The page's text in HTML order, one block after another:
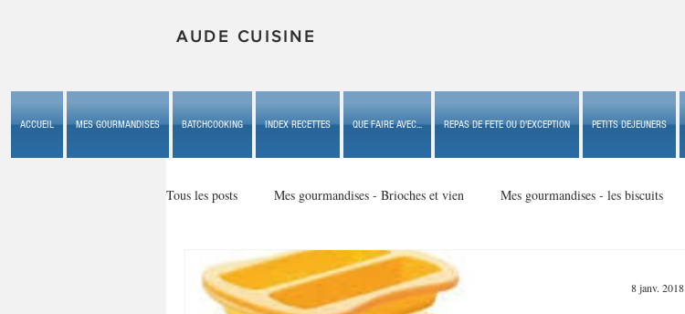
AUDE CUISINE
ACCUEIL MES GOURMANDISES BATCHCOOKING INDEX RECETTES QUE FAIRE AVEC... REPAS DE FETE OU D'EXCEPTION PETITS DEJEUNERS
Tous les posts Mes gourmandises - Brioches et vien Mes gourmandises - les biscuits
Mes gourmandises - les gâteaux du b Mes gourmandises - made in USA
8 janv. 2018